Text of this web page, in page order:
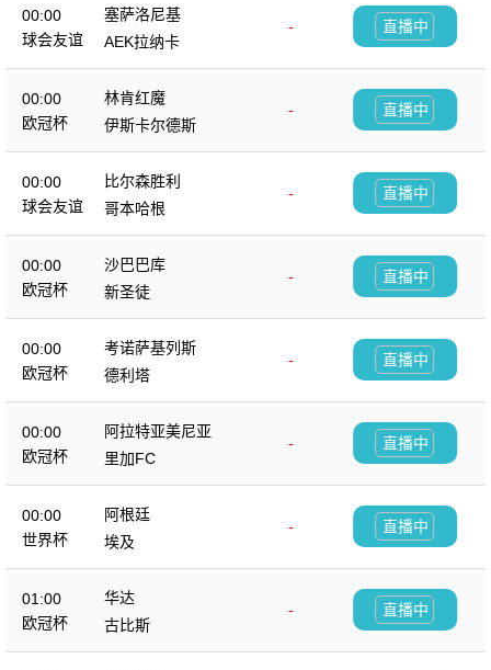
00:00
球会友谊
塞萨洛尼基
-
AEK拉纳卡
直播中
00:00
欧冠杯
林肯红魔
-
伊斯卡尔德斯
直播中
00:00
球会友谊
比尔森胜利
-
哥本哈根
直播中
00:00
欧冠杯
沙巴巴库
-
新圣徒
直播中
00:00
欧冠杯
考诺萨基列斯
-
德利塔
直播中
00:00
欧冠杯
阿拉特亚美尼亚
-
里加FC
直播中
00:00
世界杯
阿根廷
-
埃及
直播中
01:00
欧冠杯
华达
-
古比斯
直播中